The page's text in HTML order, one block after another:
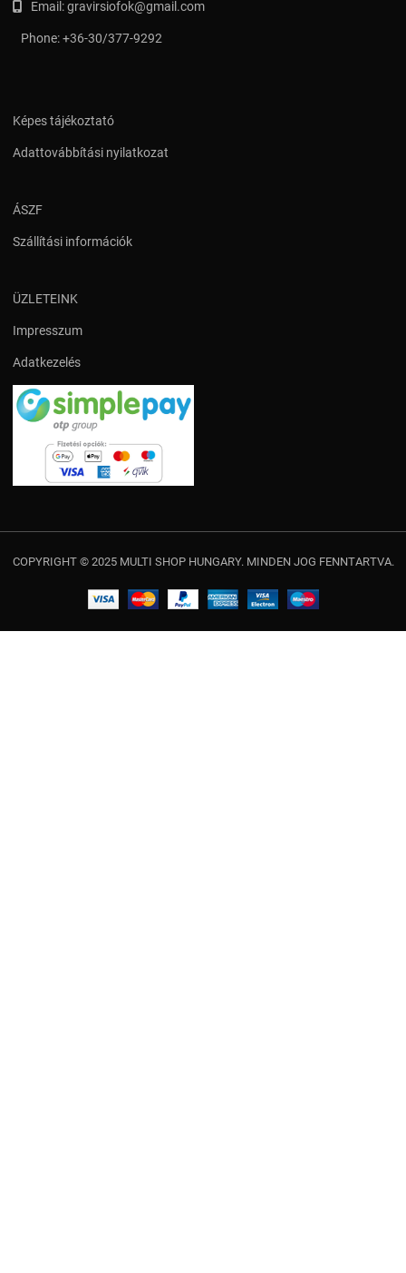
Email:gravirsiofok@gmail.com
Phone:+36-30/377-9292
Képes tájékoztató
Adattovábbítási nyilatkozat
ÁSZF
Szállítási információk
ÜZLETEINK
Impresszum
Adatkezelés
COPYRIGHT © 2025 MULTI SHOP HUNGARY. MINDEN JOG FENNTARTVA.